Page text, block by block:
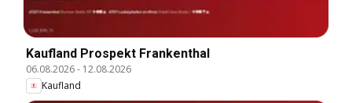
Kaufland Prospekt Frankenthal
06.08.2026- 12.08.2026
Kaufland